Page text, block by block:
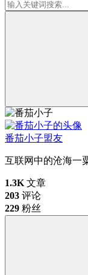
番茄小子盟友
互联网中的沧海一
1.3K 文章
203 评论
229 粉丝